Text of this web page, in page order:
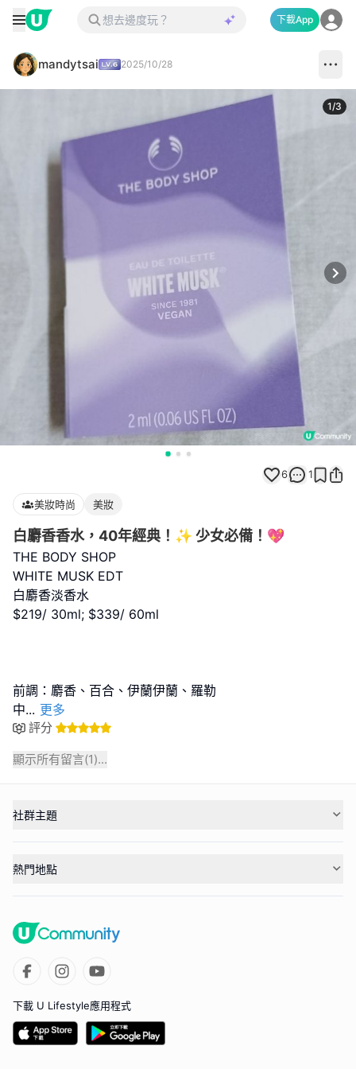
下載App
mandytsai 2025/10/28
1/3
6 1
美妝時尚 美妝
白麝香香水，40年經典！✨ 少女必備！💖
THE BODY SHOP
WHITE MUSK EDT
白麝香淡香水
$219/ 30ml; $339/ 60ml
前調：麝香、百合、伊蘭伊蘭、羅勒
中... 更多
評分
顯示所有留言(1)...
社群主題
熱門地點
下載 U Lifestyle應用程式